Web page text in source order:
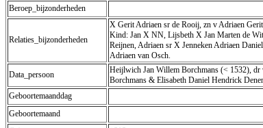
Beroep_bijzonderheden
Relaties_bijzonderheden
X Gerit Adriaen sr de Rooij, zn v Adriaen
Kind: Jan X NN, Lijsbeth X Jan Marten de
Reijnen, Adriaen sr X Jenneken Adriaen
Adriaen van Osch.
Data_persoon
Heijlwich Jan Willem Borchmans (< 1532), dr
Borchmans & Elisabeth Daniel Hendrick
Geboortemaanddag
Geboortemaand